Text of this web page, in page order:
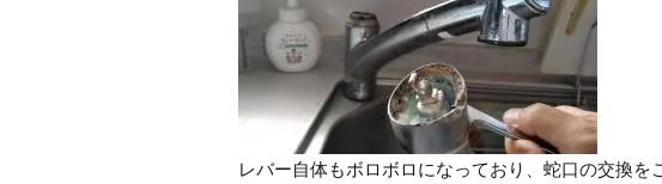
レバー自体もボロボロになっており、蛇口の交換を